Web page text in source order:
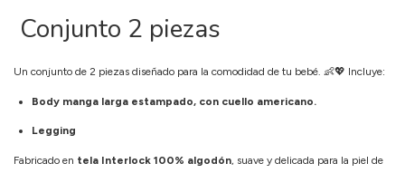
Conjunto 2 piezas
Un conjunto de 2 piezas diseñado para la comodidad de tu bebé. 👶💖 Incluye:
Body manga larga estampado, con cuello americano.
Legging
Fabricado en tela Interlock 100% algodón, suave y delicada para la piel de